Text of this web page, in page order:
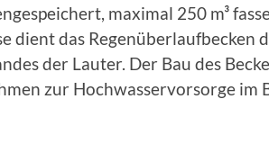
maximal 250 m³
dient das Regenüberlaufbecken
der Lauter. Der Bau des
zur Hochwasservorsorge im